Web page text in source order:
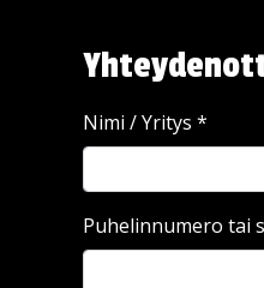
Nimi / Yritys *
Puhelinnumero tai